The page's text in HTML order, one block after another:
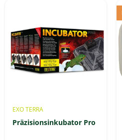
EXO TERRA
Präzisionsinkubator Pro